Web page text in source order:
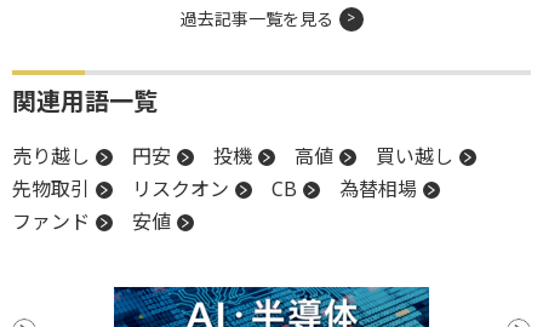
過去記事一覧を見る
関連用語一覧
売り越し 円安 投機 高値
買い越し
先物取引
リスクオン CB
為替相場
ファンド
安値